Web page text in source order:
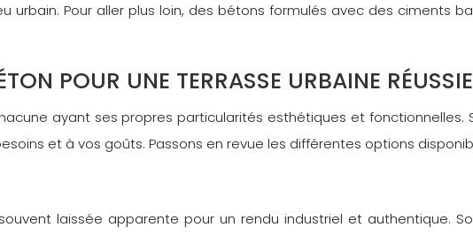
urbain. Pour aller plus loin, des bétons formulés avec des ciments
POUR UNE TERRASSE URBAINE RÉUSSIE
ayant ses propres particularités esthétiques et
et à vos goûts. Passons en revue les différentes options
laissée apparente pour un rendu industriel et authentique.